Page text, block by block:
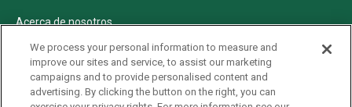
Acerca de nosotros
Politica de privacidad
Pautas Editoriales
AdChoices
We process your personal information to measure and
improve our sites and service, to assist our marketing
campaigns and to provide personalised content and
advertising. By clicking the button on the right, you can